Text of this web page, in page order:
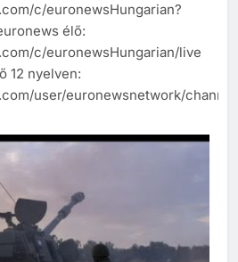
c/euronewsHungarian?
élő:
c/euronewsHungarian/live
12 nyelven:
user/euronewsnetwork/